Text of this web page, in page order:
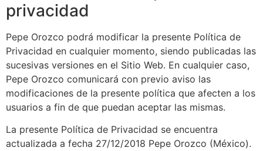
privacidad
Pepe Orozco podrá modificar la presente Política de
Privacidad en cualquier momento, siendo publicadas las
sucesivas versiones en el Sitio Web. En cualquier caso,
Pepe Orozco comunicará con previo aviso las
modificaciones de la presente política que afecten a los
usuarios a fin de que puedan aceptar las mismas.
La presente Política de Privacidad se encuentra
actualizada a fecha 27/12/2018 Pepe Orozco (México).